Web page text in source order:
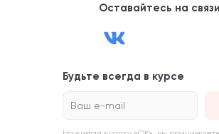
Оставайтесь на связи
Будьте всегда в курсе
Ваш e-mail